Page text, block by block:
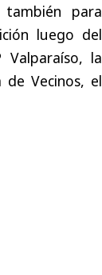
para
luego del
la
de Vecinos, el